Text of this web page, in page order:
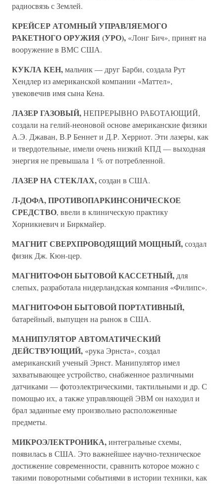
радиосвязь с Землей.
КРЕЙСЕР АТОМНЫЙ УПРАВЛЯЕМОГО
РАКЕТНОГО ОРУЖИЯ (УРО), «Лонг Бич», принят на
вооружение в ВМС США.
КУКЛА КЕН,мальчик — друг Барби, создала Рут
Хендлер из американской компании «Маттел»,
увековечив имя сына Кена.
ЛАЗЕР ГАЗОВЫЙ,НЕПРЕРЫВНО РАБОТАЮЩИЙ,
создали на гелий-неоновой основе американские физики
А.Э. Джаван, В.Р Беннет и Д.Р. Херриот. Эти лазеры, как
и твердотельные, имели очень низкий КПД — выходная
энергия не превышала 1 % от потребленной.
ЛАЗЕР НА СТЕКЛАХ,создан в США.
Л-ДОФА, ПРОТИВОПАРКИНСОНИЧЕСКОЕ
СРЕДСТВО, ввели в клиническую практику
Хорникиевич и Биркмайер.
МАГНИТ СВЕРХПРОВОДЯЩИЙ МОЩНЫЙ,создал
физик Дж. Кюн-цер.
МАГНИТОФОН БЫТОВОЙ КАССЕТНЫЙ, для
слепых, разработала нидерландская компания «Филипс».
МАГНИТОФОН БЫТОВОЙ ПОРТАТИВНЫЙ,
батарейный, выпущен на рынок в США.
МАНИПУЛЯТОР АВТОМАТИЧЕСКИЙ
ДЕЙСТВУЮЩИЙ, «рука Эрнста», создал
американский ученый Эрнст. Манипулятор имел
захватывающее устройство, снабженное различными
датчиками — фотоэлектрическими, тактильными и др. С
помощью их, а также управляющей ЭВМ он находил и
брал заданные ему произвольно расположенные
предметы.
МИКРОЭЛЕКТРОНИКА,интегральные схемы,
появилась в США. Это важнейшее научно-техническое
достижение современности, сравнить которое можно с
такими поворотными событиями в истории техники, как